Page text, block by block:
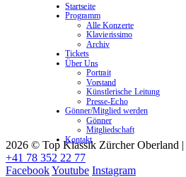
2026 © Top Klassik Zürcher Oberland |
+41 78 352 22 77
FacebookYoutube Instagram
Startseite
Programm
Alle Konzerte
Klavierissimo
Archiv
Tickets
Über Uns
Portrait
Vorstand
Künstlerische Leitung
Presse-Echo
Gönner/Mitglied werden
Gönner
Mitgliedschaft
Kontakt